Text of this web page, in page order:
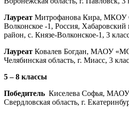
Лауреат Митрофанова Кира,
Волконское -1, Россия,
район, с. Князе-Волконское-1, 3
Лауреат Ковалев Богдан, МАОУ
Челябинская область, г. Миасс, 3
5 – 8 классы
Победитель Киселева Софья,
Свердловская область, г.